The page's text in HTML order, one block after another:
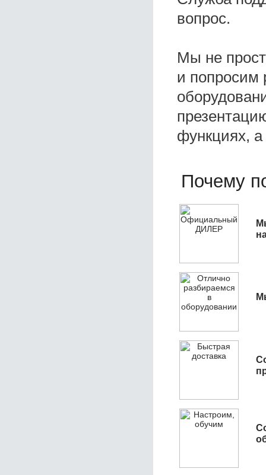
вопрос.
Мы не
и попросим
функциях,
Почему